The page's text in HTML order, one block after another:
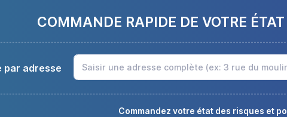
COMMANDE RAPIDE DE VOTRE
par adresse
Commandez votre état des risques et